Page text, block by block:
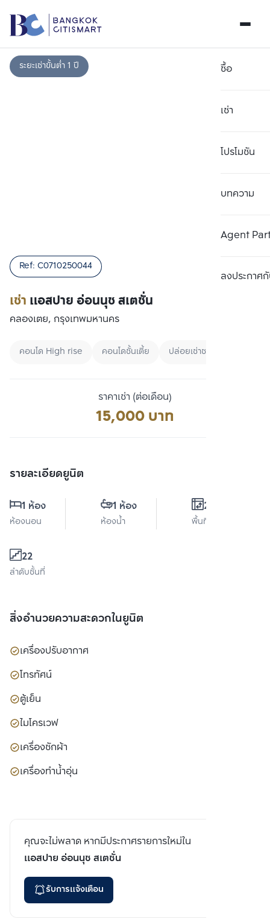
ซื้อ
เช่า
โปรโมชัน
บทความ
Agent
ลงประกาศกั
ระยะเช่าขั้นต่ำ 1 ปี
เช่า แอสปาย อ่อนนุช สเตชั่น
Ref: C0710250044
คลองเตย, กรุงเทพมหานคร
คอนโด High rise คอนโดชั้นเตี้ย ปล่อยเช่าชาวต่างชาติ
ราคาเช่า (ต่อเดือน)
15,000 บาท
รายละเอียดยูนิต
1 ห้อง
ห้องนอน
1 ห้อง
ห้องน้ำ
27 ตร.ม.
พื้นที่ใช้สอย
22
ลำดับชั้นที่
สิ่งอำนวยความสะดวกในยูนิต
เครื่องปรับอากาศ
โทรทัศน์
ตู้เย็น
ไมโครเวฟ
เครื่องซักผ้า
เครื่องทำน้ำอุ่น
คุณจะไม่พลาด หากมีประกาศรายการใหม่ใน
แอสปาย อ่อนนุช สเตชั่น
รับการแจ้งเตือน
เปรียบเทียบ